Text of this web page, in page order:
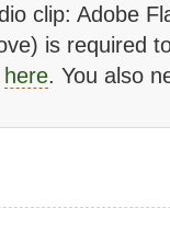
clip: Adobe
is required
here. You also